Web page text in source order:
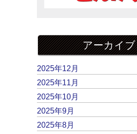
アーカイブ
2025年12月
2025年11月
2025年10月
2025年9月
2025年8月